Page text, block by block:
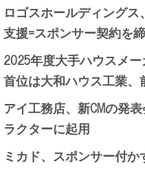
ロゴスホールディング
支援=スポンサー契約を
2025年度大手ハウスメ
首位は大和ハウス工業
アイ工務店、新CMの発
ラクターに起用
ミカド、スポンサー付